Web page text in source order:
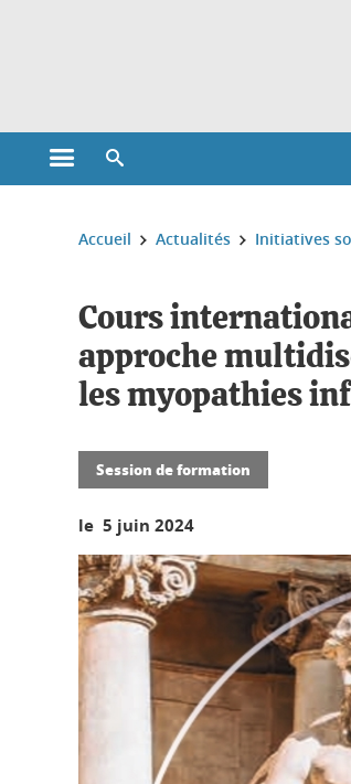
Ouvrir le menu principal
Vous êtes ici :
Accueil Actualités Initiatives
Cours
approche
les myopathies
Session de formation
le 5 juin 2024